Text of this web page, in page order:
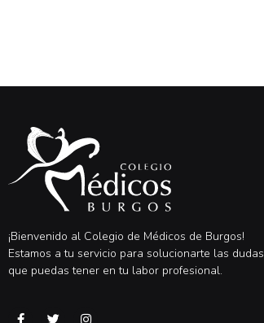
¡Bienvenido al Colegio de Médicos de Burgos!
Estamos a tu servicio para solucionarte las dudas
que puedas tener en tu labor profesional.